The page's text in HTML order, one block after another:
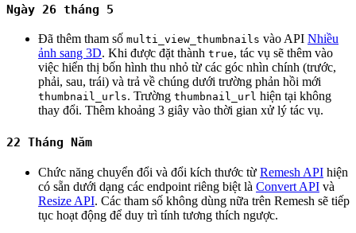
Ngày 26 tháng 5
Đã thêm tham số multi_view_thumbnails vào API Nhiều
ảnh sang 3D. Khi được đặt thành true, tác vụ sẽ thêm vào
việc hiển thị bốn hình thu nhỏ từ các góc nhìn chính (trước,
phải, sau, trái) và trả về chúng dưới trường phản hồi mới
thumbnail_urls. Trường thumbnail_url hiện tại không
thay đổi. Thêm khoảng 3 giây vào thời gian xử lý tác vụ.
22 Tháng Năm
Chức năng chuyển đổi và đổi kích thước từ Remesh API hiện
có sẵn dưới dạng các endpoint riêng biệt là Convert API và
Resize API. Các tham số không dùng nữa trên Remesh sẽ tiếp
tục hoạt động để duy trì tính tương thích ngược.